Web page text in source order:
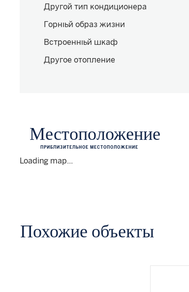
Другой тип кондиционера
Горный образ жизни
Встроенный шкаф
Другое отопление
Местоположение
Loading map...
ПРИБЛИЗИТЕЛЬНОЕ МЕСТОПОЛОЖЕНИЕ
Похожие объекты